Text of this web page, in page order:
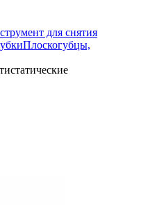
для снятия
Плоскогубцы,